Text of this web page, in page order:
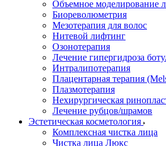
Объемное моделирование
Биореволюметрия
Мезотерапия для волос
Нитевой лифтинг
Озонотерапия
Лечение гипергидроза
Интралипотерапия
Плацентарная терапия
Плазмотерапия
Нехирургическая
Лечение рубцов/шрамов
Эстетическая косметология
Комплексная чистка лица
Чистка лица Люкс